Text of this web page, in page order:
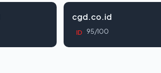
cgd.co.id
ID 95/100